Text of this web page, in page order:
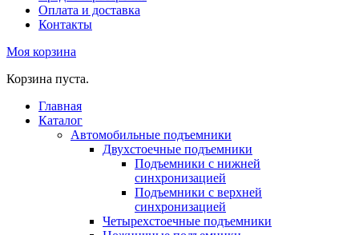
Оплата и доставка
Контакты
Моя корзина
Корзина пуста.
Главная
Каталог
Автомобильные подъемники
Двухстоечные подъемники
Подъемники с нижней
синхронизацией
Подъемники с верхней
синхронизацией
Четырехстоечные подъемники